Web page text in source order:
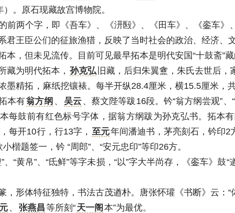
。原石现藏故宫博物院。
两个字，即《吾车》、《汧殹》、《田车》、《銮车》
君王臣公们的征旅渔猎，反映了当时社会的政治、经济、
但未见流传。目前可见最早拓本是明代安国“十鼓斋”藏
藏为明代拓本， 孙克弘 旧藏，后归朱翼盦，朱氏去世后，
精拓，麻纸挖镶裱。每半开纵28.4厘米，横15.5厘米，
本有翁方纲 、 吴云 、蔡文陛等跋16段。钤“翁方纲尝观”
每鼓前有红色标号字体，据翁方纲跋为孙克弘书。拓本
每开10行，行13字， 至元年间潘迪书，茅亮刻石，钤印2
楷题签一，钤 “周郎”、“安元忠印”等印26方。
黄帛”、“氐鲜”等字未损，“以”字大半尚存，《銮车》鼓“
形体特征独特，书法古茂遒朴。唐张怀瓘《书断》云：“
、 张燕昌等所刻“天一阁 本”为最优。